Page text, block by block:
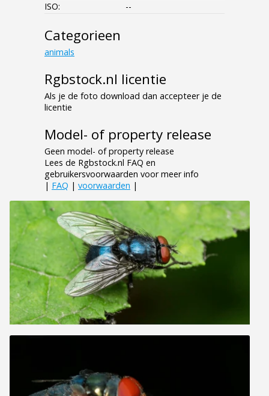
ISO:
--
Categorieen
animals
Rgbstock.nl licentie
Als je de foto download dan accepteer je de
licentie
Model- of property release
Geen model- of property release
Lees de Rgbstock.nl FAQ en
gebruikersvoorwaarden voor meer info
| FAQ | voorwaarden |